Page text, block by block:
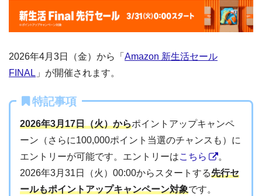
2026年4月3日（金）から「 Amazon 新生活セール
FINAL 」が開催されます。
特記事項
2026年3月17日（火）からポイントアップキャンペ
ーン（さらに100,000ポイント当選のチャンスも）に
エントリーが可能です。エントリーはこちら
。
2026年3月31日（火）00:00からスタートする先行セ
ールもポイントアップキャンペーン対象です。